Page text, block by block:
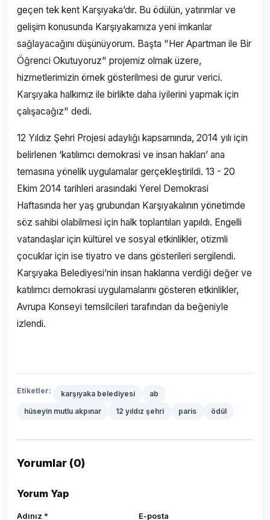
geçen tek kent Karşıyaka’dır. Bu ödülün, yatırımlar ve
gelişim konusunda Karşıyakamıza yeni imkanlar
sağlayacağını düşünüyorum. Başta "Her Apartman ile Bir
Öğrenci Okutuyoruz" projemiz olmak üzere,
hizmetlerimizin örnek gösterilmesi de gurur verici.
Karşıyaka halkımız ile birlikte daha iyilerini yapmak için
çalışacağız" dedi.
12 Yıldız Şehri Projesi adaylığı kapsamında, 2014 yılı için
belirlenen ‘katılımcı demokrasi ve insan hakları’ ana
temasına yönelik uygulamalar gerçekleştirildi. 13 - 20
Ekim 2014 tarihleri arasındaki Yerel Demokrasi
Haftasında her yaş grubundan Karşıyakalının yönetimde
söz sahibi olabilmesi için halk toplantıları yapıldı. Engelli
vatandaşlar için kültürel ve sosyal etkinlikler, otizmli
çocuklar için ise tiyatro ve dans gösterileri sergilendi.
Karşıyaka Belediyesi’nin insan haklarına verdiği değer ve
katılımcı demokrasi uygulamalarını gösteren etkinlikler,
Avrupa Konseyi temsilcileri tarafından da beğeniyle
izlendi.
Etiketler: karşıyaka belediyesi
ab
hüseyin mutlu akpınar
12 yıldız şehri paris ödül
Yorumlar (0)
Yorum Yap
Adınız * E-posta